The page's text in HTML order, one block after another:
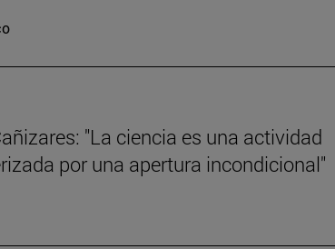
"La ciencia es una actividad
por una apertura incondicional"